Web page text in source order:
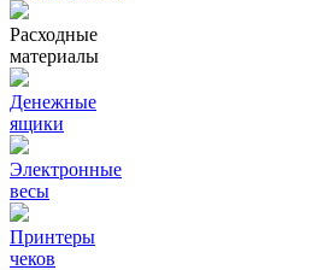
Расходные
материалы
Денежные
ящики
Электронные
весы
Принтеры
чеков